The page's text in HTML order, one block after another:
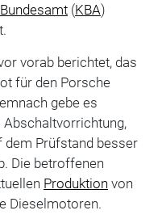
(KBA)
vorab berichtet, das
für den Porsche
gebe es
dem Prüfstand besser
Die betroffenen
Produktion von
Dieselmotoren.